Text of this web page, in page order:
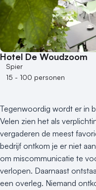
Hotel De Woudzoom
Spier
15 - 100 personen
Tegenwoordig wordt er in
Velen zien het als
vergaderen de meest
bedrijf ontkom je er niet
om miscommunicatie te
verlopen. Daarnaast
een overleg. Niemand